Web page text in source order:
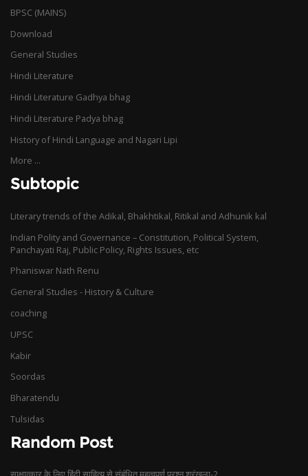
BPSC (MAINS)
Download
General Studies
Hindi Literature
Hindi Literature Gadhya bhag
Hindi Literature Padya bhag
History of Hindi Language and Nagari Lipi
More ...
Subtopic
Literary trends of the Adikal, Bhakhtikal, Ritikal and Adhunik kal
Indian Polity and Governance – Constitution, Political System,
Panchayati Raj, Public Policy, Rights Issues, etc
Phaniswar Nath Renu
General Studies - History & Culture
coaching
UPSC
Kabir
Soordas
Bharatendu
Tulsidas
Random Post